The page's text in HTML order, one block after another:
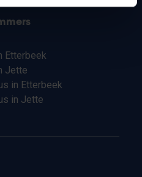
Etterbeek
Jette
in Etterbeek
in Jette